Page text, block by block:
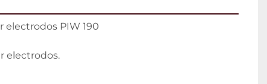
electrodos PIW 190
electrodos.